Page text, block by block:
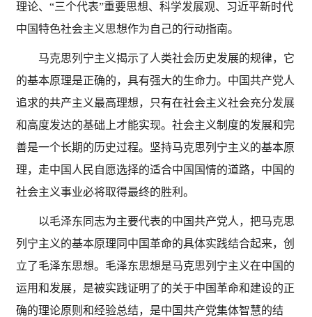
理论、“三个代表”重要思想、科学发展观、习近平新时代
中国特色社会主义思想作为自己的行动指南。
马克思列宁主义揭示了人类社会历史发展的规律，它
的基本原理是正确的，具有强大的生命力。中国共产党人
追求的共产主义最高理想，只有在社会主义社会充分发展
和高度发达的基础上才能实现。社会主义制度的发展和完
善是一个长期的历史过程。坚持马克思列宁主义的基本原
理，走中国人民自愿选择的适合中国国情的道路，中国的
社会主义事业必将取得最终的胜利。
以毛泽东同志为主要代表的中国共产党人，把马克思
列宁主义的基本原理同中国革命的具体实践结合起来，创
立了毛泽东思想。毛泽东思想是马克思列宁主义在中国的
运用和发展，是被实践证明了的关于中国革命和建设的正
确的理论原则和经验总结，是中国共产党集体智慧的结